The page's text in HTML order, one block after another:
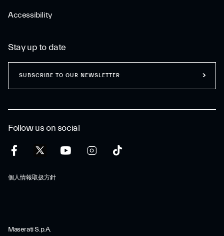
Accessibility
Follow us on social
個人情報取扱方針
Stay up to date
SUBSCRIBE TO OUR NEWSLETTER
Maserati S.p.A.